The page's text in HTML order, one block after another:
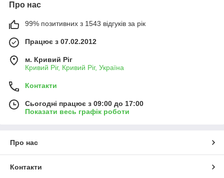
Про нас
99% позитивних з 1543 відгуків за рік
Працює з 07.02.2012
м. Кривий Ріг
Кривий Ріг, Кривий Ріг, Україна
Контакти
Сьогодні працює з 09:00 до 17:00
Показати весь графік роботи
Про нас
Контакти